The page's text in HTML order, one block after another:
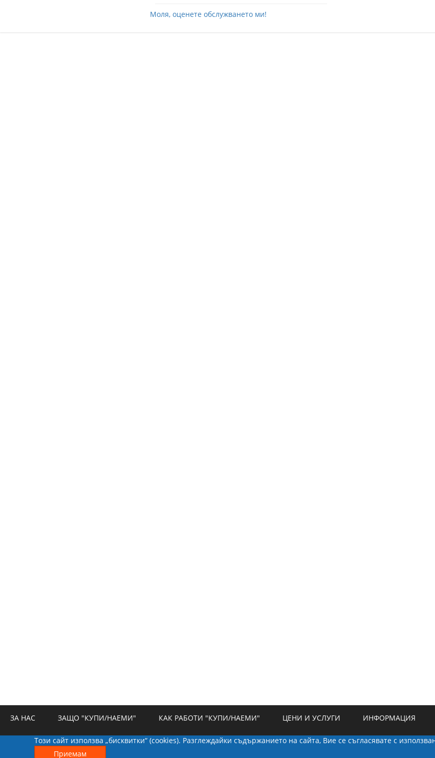
Моля, оценете обслужването ми!
ЗА НАС ЗАЩО "КУПИ/НАЕМИ" КАК РАБОТИ "КУПИ/НАЕМИ" ЦЕНИ И УСЛУГИ ИНФОРМАЦИЯ
РЕКЛАМА БИСКВИТКИ КОНТАКТИ
Този сайт използва „бисквитки“ (cookies). Разглеждайки съдържанието на сайта, Вие се съгласявате с
Приемам